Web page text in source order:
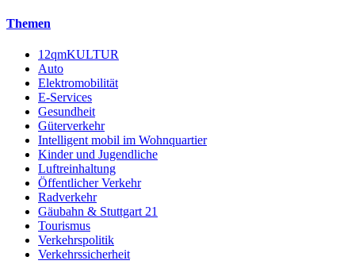
Themen
12qmKULTUR
Auto
Elektromobilität
E-Services
Gesundheit
Güterverkehr
Intelligent mobil im Wohnquartier
Kinder und Jugendliche
Luftreinhaltung
Öffentlicher Verkehr
Radverkehr
Gäubahn & Stuttgart 21
Tourismus
Verkehrspolitik
Verkehrssicherheit